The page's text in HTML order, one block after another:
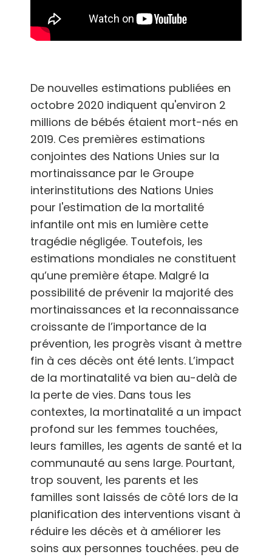
De nouvelles estimations publiées en
octobre 2020 indiquent qu'environ 2
millions de bébés étaient mort-nés en
2019. Ces premières estimations
conjointes des Nations Unies sur la
mortinaissance par le Groupe
interinstitutions des Nations Unies
pour l'estimation de la mortalité
infantile ont mis en lumière cette
tragédie négligée. Toutefois, les
estimations mondiales ne constituent
qu’une première étape. Malgré la
possibilité de prévenir la majorité des
mortinaissances et la reconnaissance
croissante de l’importance de la
prévention, les progrès visant à mettre
fin à ces décès ont été lents. L’impact
de la mortinatalité va bien au-delà de
la perte de vies. Dans tous les
contextes, la mortinatalité a un impact
profond sur les femmes touchées,
leurs familles, les agents de santé et la
communauté au sens large. Pourtant,
trop souvent, les parents et les
familles sont laissés de côté lors de la
planification des interventions visant à
réduire les décès et à améliorer les
soins aux personnes touchées. peu de